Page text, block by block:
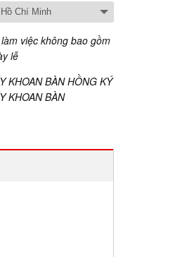
việc không bao gồm
lễ
KHOAN BÀN HỒNG KÝ
KHOAN BÀN